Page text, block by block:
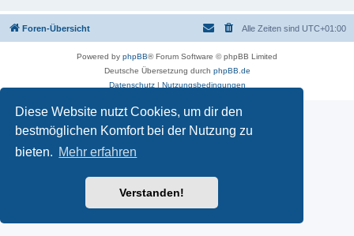
Diese Website nutzt Cookies, um dir den
bestmöglichen Komfort bei der Nutzung zu
bieten. Mehr erfahren
Verstanden!
Foren-Übersicht Alle Zeiten sind UTC+01:00
Powered by phpBB® Forum Software © phpBB Limited
Deutsche Übersetzung durch phpBB.de
Datenschutz| Nutzungsbedingungen